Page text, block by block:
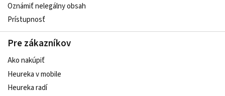
Oznámiť nelegálny obsah
Prístupnosť
Pre zákazníkov
Ako nakúpiť
Heureka v mobile
Heureka radí